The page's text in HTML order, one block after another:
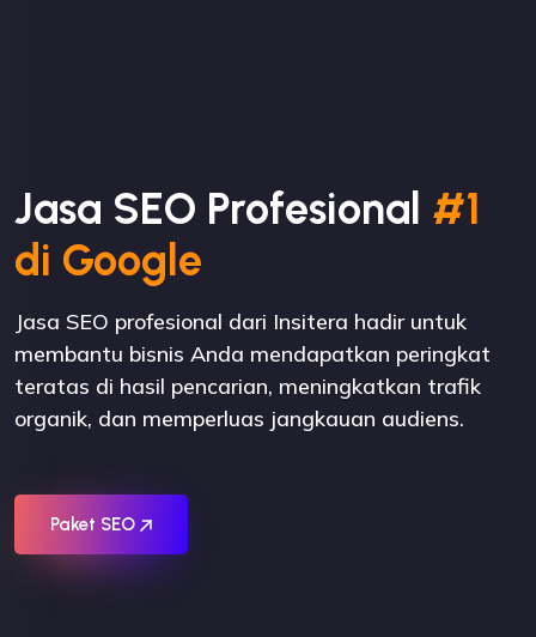
Jasa SEO Profesional #1
di Google
Jasa SEO profesional dari Insitera hadir untuk
membantu bisnis Anda mendapatkan peringkat
teratas di hasil pencarian, meningkatkan trafik
organik, dan memperluas jangkauan audiens.
Paket SEO